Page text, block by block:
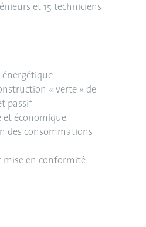
et 15 techniciens
« verte » de
passif
et économique
des consommations
mise en conformité